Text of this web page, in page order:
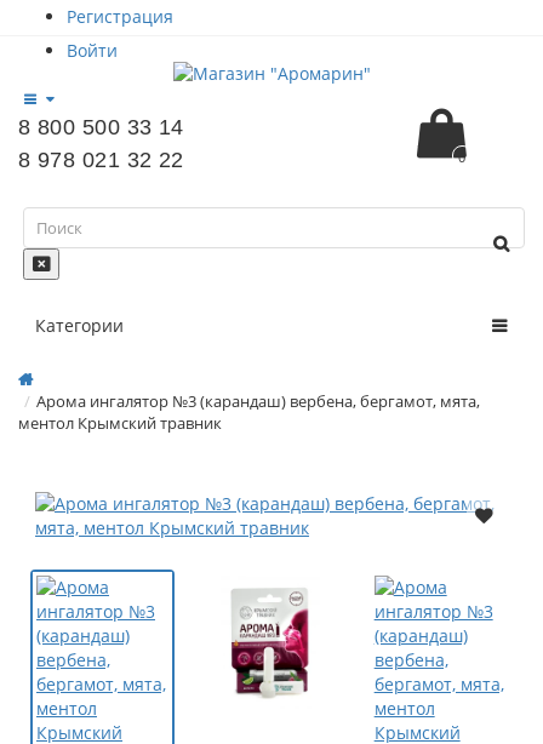
Регистрация
Войти
8 800 500 33 14
8 978 021 32 22
0
Категории
Арома ингалятор №3 (карандаш) вербена, бергамот, мята,
ментол Крымский травник